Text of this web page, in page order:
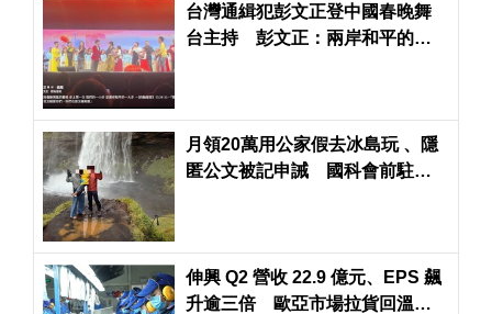
台灣通緝犯彭文正登中國春晚舞
台主持 彭文正：兩岸和平的一
月領20萬用公家假去冰島玩 、隱
匿公文被記申誡 國科會前駐捷
伸興 Q2 營收 22.9 億元、EPS 飆
升逾三倍 歐亞市場拉貨回溫助